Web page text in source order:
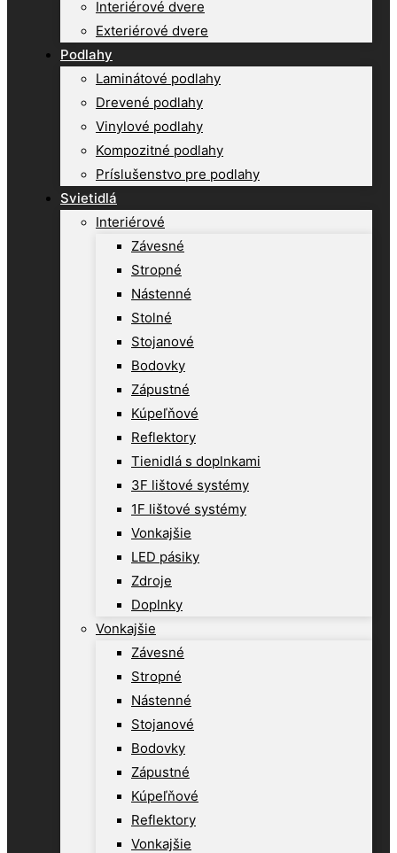
Interiérové dvere
Exteriérové dvere
Podlahy
Laminátové podlahy
Drevené podlahy
Vinylové podlahy
Kompozitné podlahy
Príslušenstvo pre podlahy
Svietidlá
Interiérové
Závesné
Stropné
Nástenné
Stolné
Stojanové
Bodovky
Zápustné
Kúpeľňové
Reflektory
Tienidlá s doplnkami
3F lištové systémy
1F lištové systémy
Vonkajšie
LED pásiky
Zdroje
Doplnky
Vonkajšie
Závesné
Stropné
Nástenné
Stojanové
Bodovky
Zápustné
Kúpeľňové
Reflektory
Vonkajšie